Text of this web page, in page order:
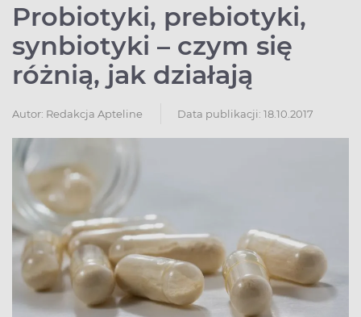
Probiotyki, prebiotyki,
synbiotyki – czym się
różnią, jak działają
Autor: Redakcja Apteline Data publikacji: 18.10.2017